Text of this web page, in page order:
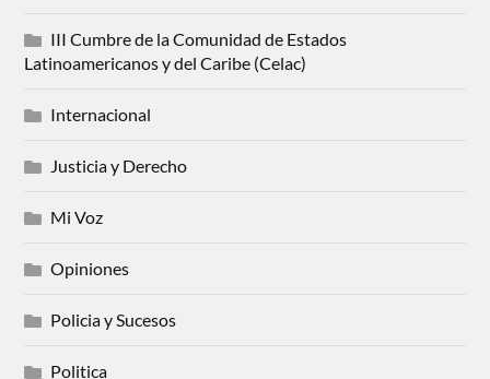
III Cumbre de la Comunidad de Estados
Latinoamericanos y del Caribe (Celac)
Internacional
Justicia y Derecho
Mi Voz
Opiniones
Policia y Sucesos
Politica